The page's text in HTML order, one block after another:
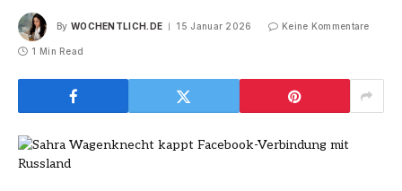
By WOCHENTLICH.DE 15 Januar 2026 Keine Kommentare
1 Min Read